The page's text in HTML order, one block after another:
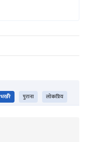
भर्खरै पुराना लोकप्रिय